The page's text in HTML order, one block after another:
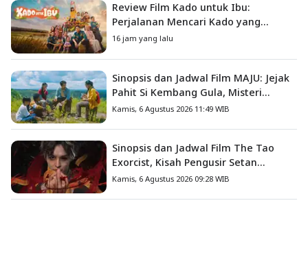
Review Film Kado untuk Ibu:
Perjalanan Mencari Kado yang
Mengajarkan Arti Keluarga
16 jam yang lalu
Sinopsis dan Jadwal Film MAJU: Jejak
Pahit Si Kembang Gula, Misteri
Hilangnya Bagas di Lokasi Jambore
Kamis, 6 Agustus 2026 11:49 WIB
Sinopsis dan Jadwal Film The Tao
Exorcist, Kisah Pengusir Setan
Melawan Kutukan Mematikan
Kamis, 6 Agustus 2026 09:28 WIB